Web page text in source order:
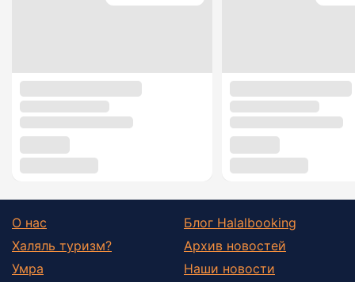
О нас
Халяль туризм?
Умра
Блог Halalbooking
Архив новостей
Наши новости